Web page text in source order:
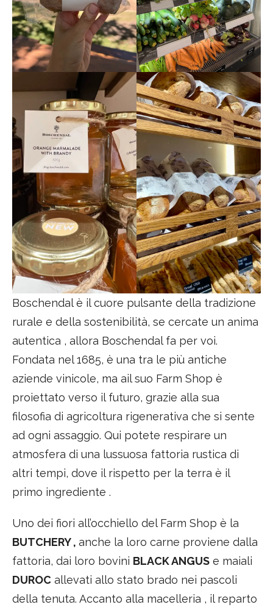
Boschendal è il cuore pulsante della tradizione
rurale e della sostenibilità, se cercate un anima
autentica , allora Boschendal fa per voi.
Fondata nel 1685, è una tra le più antiche
aziende vinicole, ma ail suo Farm Shop è
proiettato verso il futuro, grazie alla sua
filosofia di agricoltura rigenerativa che si sente
ad ogni assaggio. Qui potete respirare un
atmosfera di una lussuosa fattoria rustica di
altri tempi, dove il rispetto per la terra è il
primo ingrediente .
Uno dei fiori all’occhiello del Farm Shop è la
BUTCHERY , anche la loro carne proviene dalla
fattoria, dai loro bovini BLACK ANGUS e maiali
DUROC allevati allo stato brado nei pascoli
della tenuta. Accanto alla macelleria , il reparto